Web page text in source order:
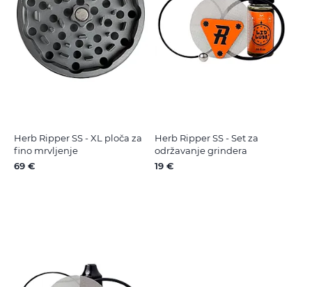
Herb Ripper SS - XL ploča za
fino mrvljenje
69 €
Herb Ripper SS - Set za
održavanje grindera
19 €